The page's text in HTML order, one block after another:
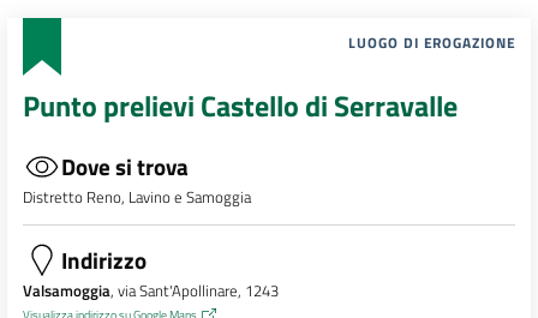
LUOGO DI EROGAZIONE
Punto prelievi Castello di Serravalle
Dove si trova
Distretto Reno, Lavino e Samoggia
Indirizzo
Valsamoggia, via Sant'Apollinare, 1243
Visualizza indirizzo su Google Maps